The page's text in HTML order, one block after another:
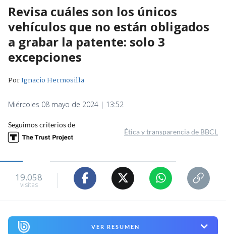
Revisa cuáles son los únicos
vehículos que no están obligados
a grabar la patente: solo 3
excepciones
PorIgnacio Hermosilla
Miércoles 08 mayo de 2024 | 13:52
Seguimos criterios de
Ética y transparencia de BBCL
19.058
visitas
VER RESUMEN